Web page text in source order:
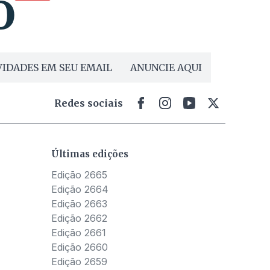
EM SEU EMAIL ANUNCIE AQUI
Redes sociais
Últimas edições
Edição 2665
Edição 2664
Edição 2663
Edição 2662
Edição 2661
Edição 2660
Edição 2659